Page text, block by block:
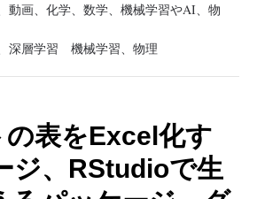
動画、 化学、 数学、 機械学習やAI、 物
深層学習 機械学習、 物理
の表をExcel化す
ジ、RStudioで生